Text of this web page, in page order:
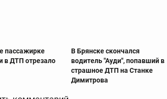
пассажирке
в ДТП отрезало
В Брянске скончался
водитель "Ауди", попавший в
страшное ДТП на Станке
Димитрова